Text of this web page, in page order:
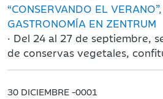
“CONSERVANDO EL
GASTRONOMÍA EN ZENTRUM
· Del 24 al 27 de septiembre,
de conservas vegetales,
30 DICIEMBRE -0001